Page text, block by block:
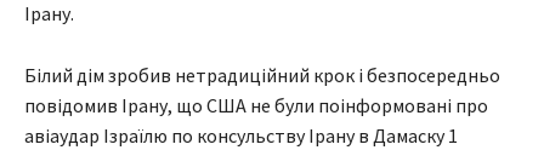
Ірану.
Білий дім зробив нетрадиційний крок і безпосередньо
повідомив Ірану, що США не були поінформовані про
авіаудар Ізраїлю по консульству Ірану в Дамаску 1